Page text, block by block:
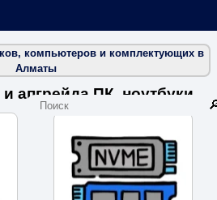
к офису в Алматы
компьютеров и комплектующих в
Алматы
апгрейда ПК, ноутбуки